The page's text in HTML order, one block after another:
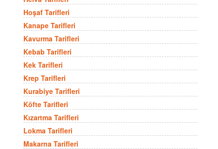
Hoşaf Tarifleri
Kanape Tarifleri
Kavurma Tarifleri
Kebab Tarifleri
Kek Tarifleri
Krep Tarifleri
Kurabiye Tarifleri
Köfte Tarifleri
Kızartma Tarifleri
Lokma Tarifleri
Makarna Tarifleri